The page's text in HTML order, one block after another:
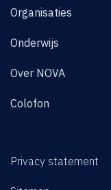
Organisaties
Onderwijs
Over NOVA
Colofon
Privacy statement